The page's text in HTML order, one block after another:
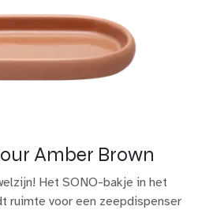
Amber Brown
Het SONO-bakje in het
ruimte voor een zeepdispenser